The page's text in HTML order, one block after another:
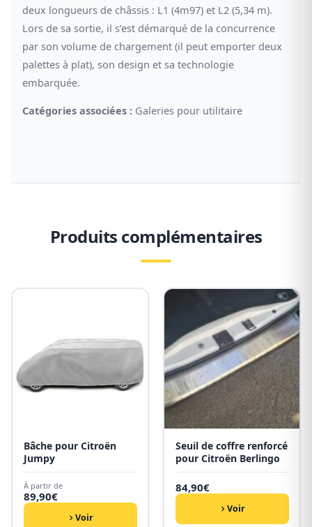
deux longueurs de châssis : L1 (4m97) et L2 (5,34 m).
Lors de sa sortie, il s’est démarqué de la concurrence
par son volume de chargement (il peut emporter deux
palettes à plat), son design et sa technologie
embarquée.
Catégories associées : Galeries pour utilitaire
Produits complémentaires
Bâche pour Citroën
Jumpy
À partir de
89,90€
Voir
Seuil de coffre renforcé
pour Citroën Berlingo
84,90€
Voir